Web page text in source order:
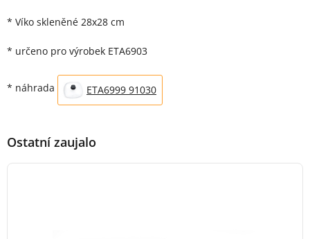
* Víko skleněné 28x28 cm
* určeno pro výrobek ETA6903
* náhrada ETA6999 91030
Ostatní zaujalo